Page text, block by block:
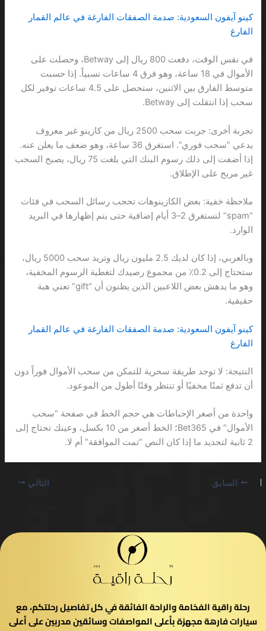
كينو آيفون السعودية: صدمة الصفقات الفارغة في عالم القمار
الفارغ
في نفس الوقت، دفعت 800 ريال إلى Betway، وحصلت على
الأموال في 18 ساعة، وهو فرق 4 ساعات نسبياً. إذا حسبت
متوسط الفارق بين الاثنين، ستحصل على 4.5 ساعات توفير لكل
سحب إذا انتقلت إلى Betway.
تجربة أخرى: جربت سحب 2500 ريال من كازينو غير معروف
يدعي “سحب فوري”. استغرق 36 ساعة، وهو ضعف ما يعلن عنه.
إذا أضفت إلى ذلك رسوم البنك التي بلغت 75 ريال، يصبح السحب
غير مربح على الإطلاق.
ملاحظة خفية: بعض الكازينوهات تحجب رسائل السحب في فئات
“spam” لتستغرق 2–3 أيام إضافية حتى يتم إظهارها في البريد
الوارد.
وبالعربي، إذا كان لديك 2.5 مليون ريال وتريد سحب 5000 ريال،
ستحتاج إلى 0.2٪ من مجموع رصيدك لتغطية الرسوم المخفية،
وهو ما يدهش بعض اللاعبين الذين يظنون أن “gift” تعني هبة
حقيقية.
كينو آيفون السعودية: صدمة الصفقات الفارغة في عالم القمار
الفارغ
النتيجة: لا توجد طريقة سحرية للتمكن من سحب الأموال فوراً دون
أن تدفع ثمنًا مخفيًا أو تنتظر وقتًا أطول من الموعود.
واحدة من أصغر الإحباطات هي حجم الخط في صفحة “سحب
الأموال” في Bet365؛ الخط أصغر من 10 بكسل، وعينك تحتاج إلى
2 ثانية لتحديد ما إذا كان النص “تمت الموافقة” أم لا.
السابق التالي
رحلة راقية الفخامة والراحة الفائقة في كل تفاصيل رحلتكم، مع
سيارات فارهة مجهزة بأعلى المواصفات وسائقين مدربين على أعلى